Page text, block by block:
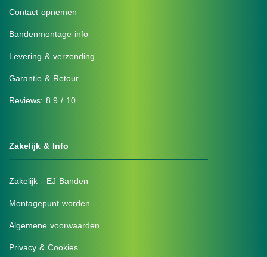
Contact opnemen
Bandenmontage info
Levering & verzending
Garantie & Retour
Reviews: 8.9 / 10
Zakelijk & Info
Zakelijk - EJ Banden
Montagepunt worden
Algemene voorwaarden
Privacy & Cookies